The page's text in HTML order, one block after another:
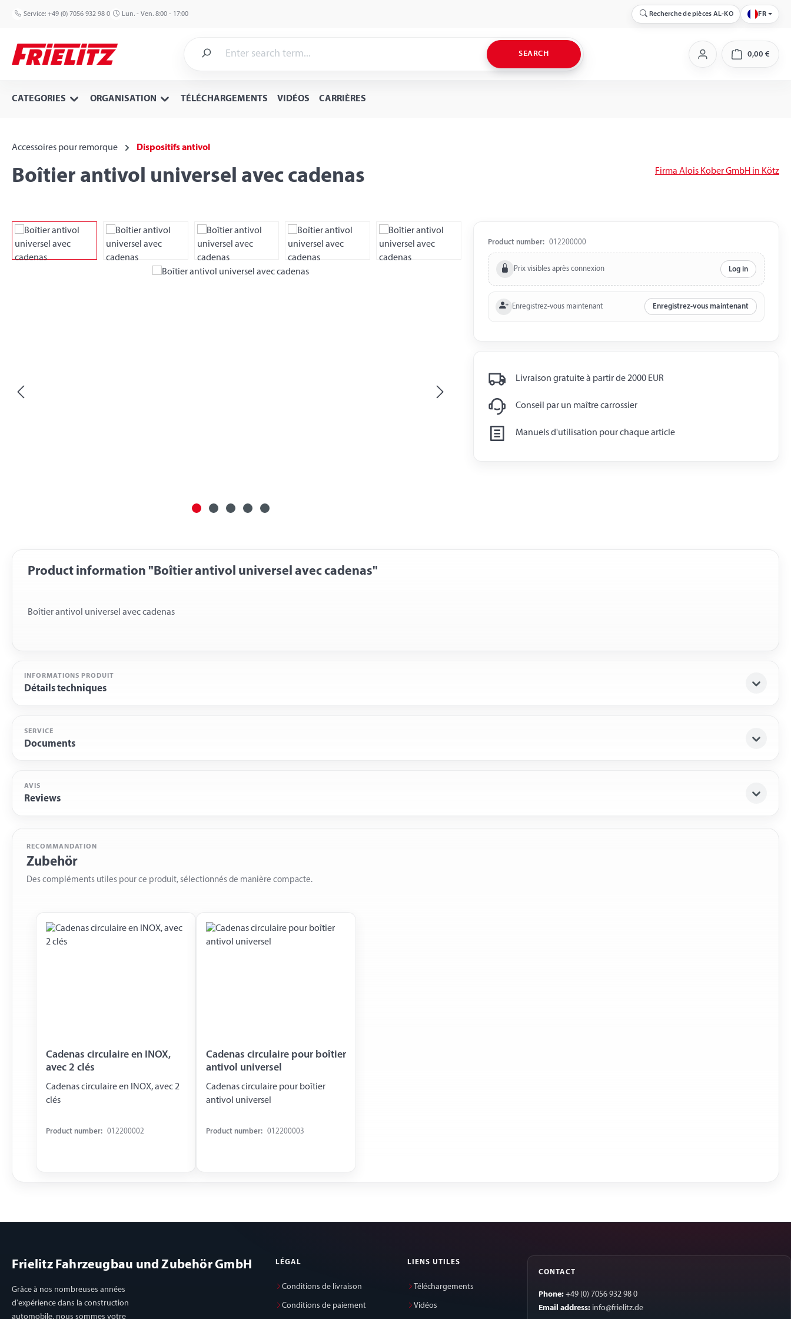
to main content
Skip to search
Skip to main navigation
Service: +49 (0) 7056 932 98 0 Lun. - Ven. 8:00 - 17:00 Recherche de pièces AL-KO FR
SEARCH 0,00 €
CATEGORIES ORGANISATION TÉLÉCHARGEMENTS VIDÉOS CARRIÈRES
Accessoires pour remorque Dispositifs antivol
Boîtier antivol universel avec cadenas Firma Alois Kober GmbH in Kötz
Skip image gallery
Product number: 012200000
Prix visibles après connexion Log in
Enregistrez-vous maintenant Enregistrez-vous maintenant
Livraison gratuite à partir de 2000 EUR
Conseil par un maître carrossier
Manuels d'utilisation pour chaque article
Product information "Boîtier antivol universel avec cadenas"
Boîtier antivol universel avec cadenas
INFORMATIONS PRODUIT
Détails techniques
SERVICE
Documents
AVIS
Reviews
RECOMMANDATION
Zubehör
Des compléments utiles pour ce produit, sélectionnés de manière compacte.
Cadenas circulaire en INOX,
avec 2 clés
Cadenas circulaire en INOX, avec 2
clés
Product number: 012200002
Cadenas circulaire pour boîtier
antivol universel
Cadenas circulaire pour boîtier
antivol universel
Product number: 012200003
Frielitz Fahrzeugbau und Zubehör GmbH
Grâce à nos nombreuses années
d'expérience dans la construction
automobile, nous sommes votre
LÉGAL
Conditions de livraison
Conditions de paiement
LIENS UTILES
Téléchargements
Vidéos
CONTACT
Phone: +49 (0) 7056 932 98 0
Email address: info@frielitz.de